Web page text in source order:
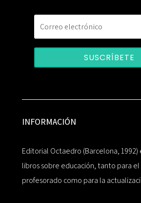
SUSCRÍBETE
INFORMACIÓN
Editorial Octaedro (Barcelona, 1992)
libros sobre educación, tanto para
profesorado como para la